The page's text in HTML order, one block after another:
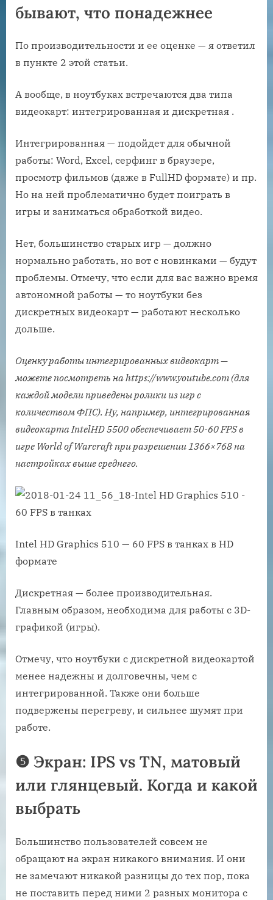
бывают, что понадежнее
По производительности и ее оценке — я ответил
в пункте 2 этой статьи.
А вообще, в ноутбуках встречаются два типа
видеокарт: интегрированная и дискретная .
Интегрированная — подойдет для обычной
работы: Word, Excel, серфинг в браузере,
просмотр фильмов (даже в FullHD формате) и пр.
Но на ней проблематично будет поиграть в
игры и заниматься обработкой видео.
Нет, большинство старых игр — должно
нормально работать, но вот с новинками — будут
проблемы. Отмечу, что если для вас важно время
автономной работы — то ноутбуки без
дискретных видеокарт — работают несколько
дольше.
Оценку работы интегрированных видеокарт —
можете посмотреть на https://www.youtube.com (для
каждой модели приведены ролики из игр с
количеством ФПС). Ну, например, интегрированная
видеокарта IntelHD 5500 обеспечивает 50-60 FPS в
игре World of Warcraft при разрешении 1366×768 на
настройках выше среднего.
Intel HD Graphics 510 — 60 FPS в танках в HD
формате
Дискретная — более производительная.
Главным образом, необходима для работы с 3D-
графикой (игры).
Отмечу, что ноутбуки с дискретной видеокартой
менее надежны и долговечны, чем с
интегрированной. Также они больше
подвержены перегреву, и сильнее шумят при
работе.
❺ Экран: IPS vs TN, матовый
или глянцевый. Когда и какой
выбрать
Большинство пользователей совсем не
обращают на экран никакого внимания. И они
не замечают никакой разницы до тех пор, пока
не поставить перед ними 2 разных монитора с